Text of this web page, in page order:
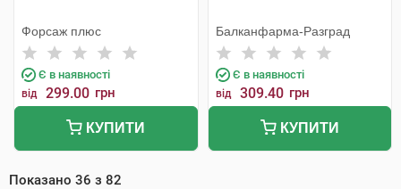
Форсаж плюс
Є в наявності
від 299.00 грн
КУПИТИ
Балканфарма-Разград
Є в наявності
від 309.40 грн
КУПИТИ
Показано 36 з 82